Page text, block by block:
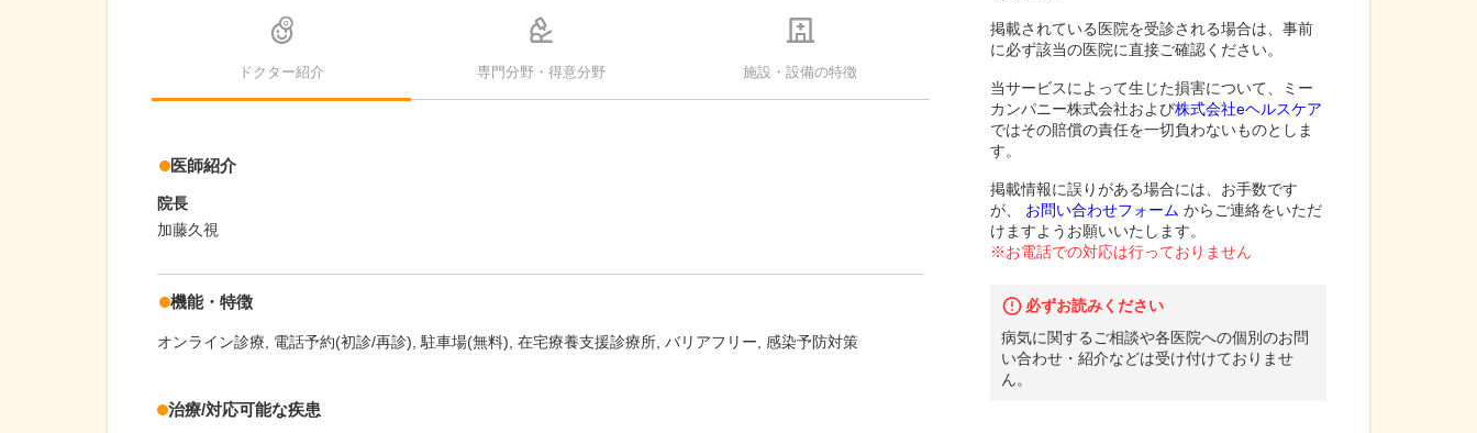
ドクター紹介 専門分野・得意分野 施設・設備の特徴
医師紹介
院長
加藤久視
機能・特徴
オンライン診療 電話予約(初診/再診) 駐車場(無料) 在宅療養支援診療所 バリアフリー 感染予防対策
治療/対応可能な疾患
掲載されている医院を受診される場合は、事前
に必ず該当の医院に直接ご確認ください。
当サービスによって生じた損害について、ミー
カンパニー株式会社および株式会社eヘルスケア
ではその賠償の責任を一切負わないものとしま
す。
掲載情報に誤りがある場合には、お手数です
が、
お問い合わせフォーム からご連絡をいただ
けますようお願いいたします。
※お電話での対応は行っておりません
必ずお読みください
病気に関するご相談や各医院への個別のお問
い合わせ・紹介などは受け付けておりませ
ん。